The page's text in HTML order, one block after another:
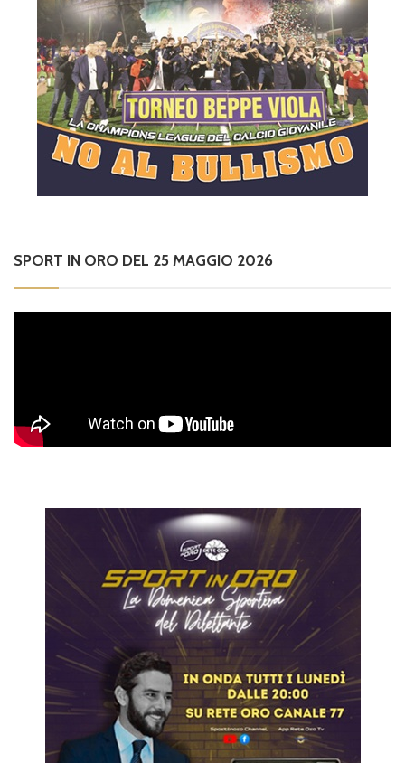
SPORT IN ORO DEL 25 MAGGIO 2026